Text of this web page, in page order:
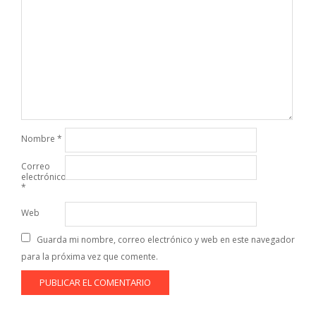
Nombre *
Correo
electrónico
*
Web
Guarda mi nombre, correo electrónico y web en este navegador
para la próxima vez que comente.